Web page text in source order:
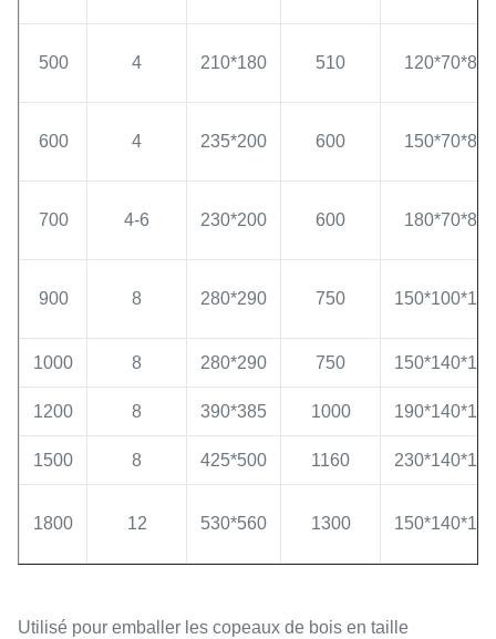
500 4 210*180 510 120*70*8
600 4 235*200 600 150*70*8
700 4-6 230*200 600 180*70*8
900 8 280*290 750 150*100*10
1000 8 280*290 750 150*140*10
1200 8 390*385 1000 190*140*12
1500 8 425*500 1160 230*140*14
1800 12 530*560 1300 150*140*14
Utilisé pour emballer les copeaux de bois en taille